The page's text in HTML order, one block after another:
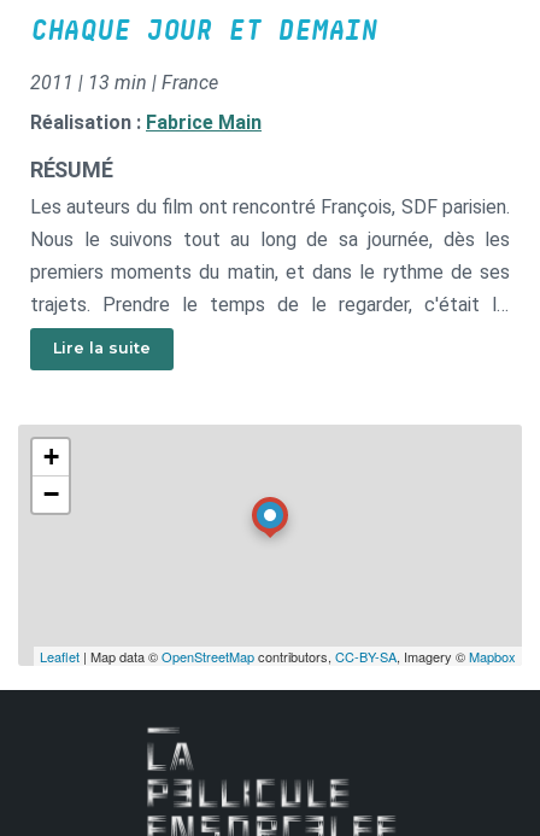
CHAQUE JOUR ET DEMAIN
2011 | 13 min | France
Réalisation : Fabrice Main
RÉSUMÉ
Les auteurs du film ont rencontré François, SDF parisien.
Nous le suivons tout au long de sa journée, dès les
premiers moments du matin, et dans le rythme de ses
trajets. Prendre le temps de le regarder, c'était lui
permettre d'exister un peu plus dans ce monde qui
tourne trop vite autour des exclus, sans plus les voir ni
Lire la suite
+
−
Leaflet | Map data ©OpenStreetMapcontributors, CC-BY-SA, Imagery ©Mapbox